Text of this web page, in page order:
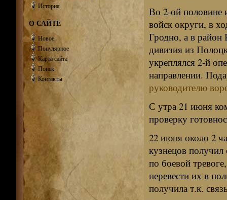
Во 2-ой
войск округи, в
Гродно, а в район
дивизия из
укреплялся 2-й
направлении.
руководителю
С утра 21 июня
проверку
22 июня около 2
кузнецов
по боевой
перевести их в
получила т.к.
История
О САЙТЕ
Новое
Популярное
Карта сайта
Поиск
Контакты